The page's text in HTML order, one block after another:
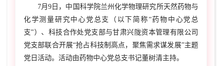
7月9日，中国科学院兰州化学物理研究所天然药物与
化学测量研究中心党总支（以下简称“药物中心党总
支”）、科技合作处党支部与甘肃兴陇资本管理有限公司
党支部联合开展“抢占科技制高点，聚焦需求谋发展”主题
党日活动。活动由药物中心党总支书记董树清主持。